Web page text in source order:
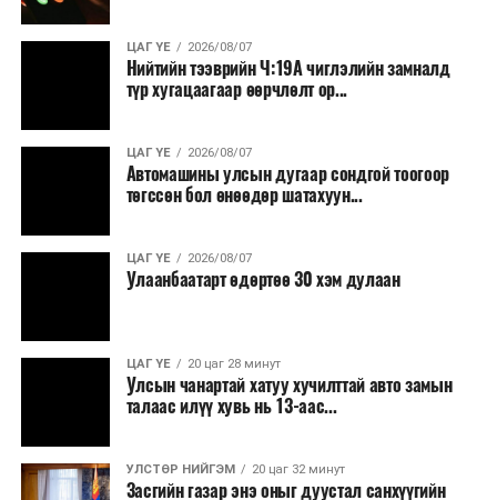
ЦАГ ҮЕ 2026/08/07
Нийтийн тээврийн Ч:19А чиглэлийн замналд
түр хугацаагаар өөрчлөлт ор...
ЦАГ ҮЕ 2026/08/07
Автомашины улсын дугаар сондгой тоогоор
төгссөн бол өнөөдөр шатахуун...
ЦАГ ҮЕ 2026/08/07
Улаанбаатарт өдөртөө 30 хэм дулаан
ЦАГ ҮЕ 20 цаг 28 минут
Улсын чанартай хатуу хучилттай авто замын
талаас илүү хувь нь 13-аас...
УЛСТӨР НИЙГЭМ 20 цаг 32 минут
Засгийн газар энэ оныг дуустал санхүүгийн